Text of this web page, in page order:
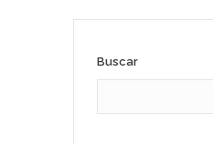
Buscar